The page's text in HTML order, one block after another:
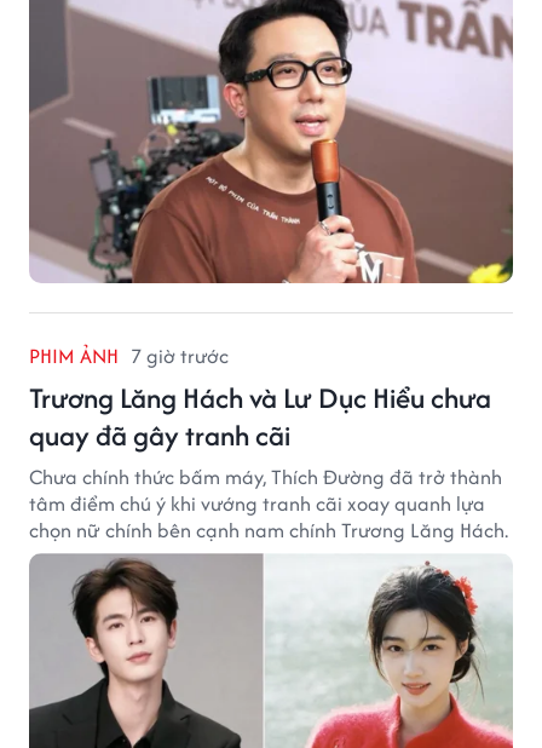
PHIM ẢNH 7 giờ trước
Trương Lăng Hách và Lư Dục Hiểu chưa
quay đã gây tranh cãi
Chưa chính thức bấm máy, Thích Đường đã trở thành
tâm điểm chú ý khi vướng tranh cãi xoay quanh lựa
chọn nữ chính bên cạnh nam chính Trương Lăng Hách.